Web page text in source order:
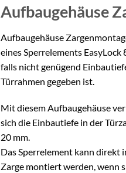
Aufbaugehäuse
Aufbaugehäuse
eines Sperrelements EasyLock
falls nicht genügend
Türrahmen gegeben ist.
Mit diesem Aufbaugehäuse
sich die Einbautiefe in der
20 mm.
Das Sperrelement kann direkt
Zarge montiert werden, wenn